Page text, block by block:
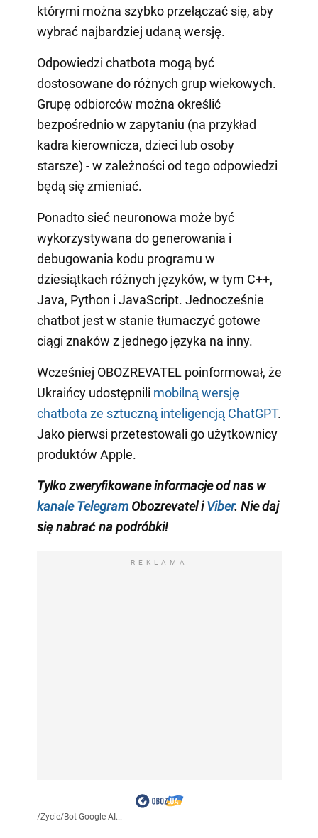
którymi można szybko przełączać się, aby
wybrać najbardziej udaną wersję.
Odpowiedzi chatbota mogą być
dostosowane do różnych grup wiekowych.
Grupę odbiorców można określić
bezpośrednio w zapytaniu (na przykład
kadra kierownicza, dzieci lub osoby
starsze) - w zależności od tego odpowiedzi
będą się zmieniać.
Ponadto sieć neuronowa może być
wykorzystywana do generowania i
debugowania kodu programu w
dziesiątkach różnych języków, w tym C++,
Java, Python i JavaScript. Jednocześnie
chatbot jest w stanie tłumaczyć gotowe
ciągi znaków z jednego języka na inny.
Wcześniej OBOZREVATEL poinformował, że
Ukraińcy udostępnili mobilną wersję
chatbota ze sztuczną inteligencją ChatGPT.
Jako pierwsi przetestowali go użytkownicy
produktów Apple.
Tylko zweryfikowane informacje od nas w
kanale TelegramObozrevatel iViber. Nie daj
się nabrać na podróbki!
REKLAMA
/Życie/Bot Google AI...